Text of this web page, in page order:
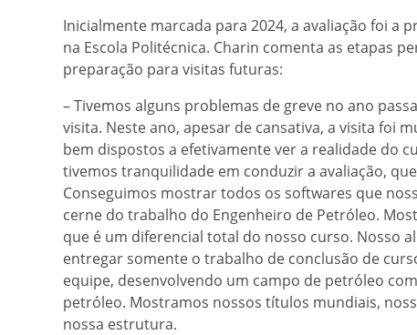
Inicialmente marcada para 2024, a avaliação foi a
na Escola Politécnica. Charin comenta as etapas
preparação para visitas futuras:
– Tivemos alguns problemas de greve no ano
visita. Neste ano, apesar de cansativa, a visita foi
bem dispostos a efetivamente ver a realidade do
tivemos tranquilidade em conduzir a avaliação,
Conseguimos mostrar todos os softwares que
cerne do trabalho do Engenheiro de Petróleo.
que é um diferencial total do nosso curso. Nosso
entregar somente o trabalho de conclusão de
equipe, desenvolvendo um campo de petróleo
petróleo. Mostramos nossos títulos mundiais,
nossa estrutura.